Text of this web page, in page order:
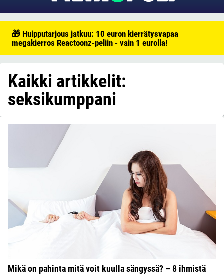
🎁 Huipputarjous jatkuu: 10 euron kierrätysvapaa
megakierros Reactoonz-peliin - vain 1 eurolla!
Kaikki artikkelit:
seksikumppani
Mikä on pahinta mitä voit kuulla sängyssä? – 8 ihmistä